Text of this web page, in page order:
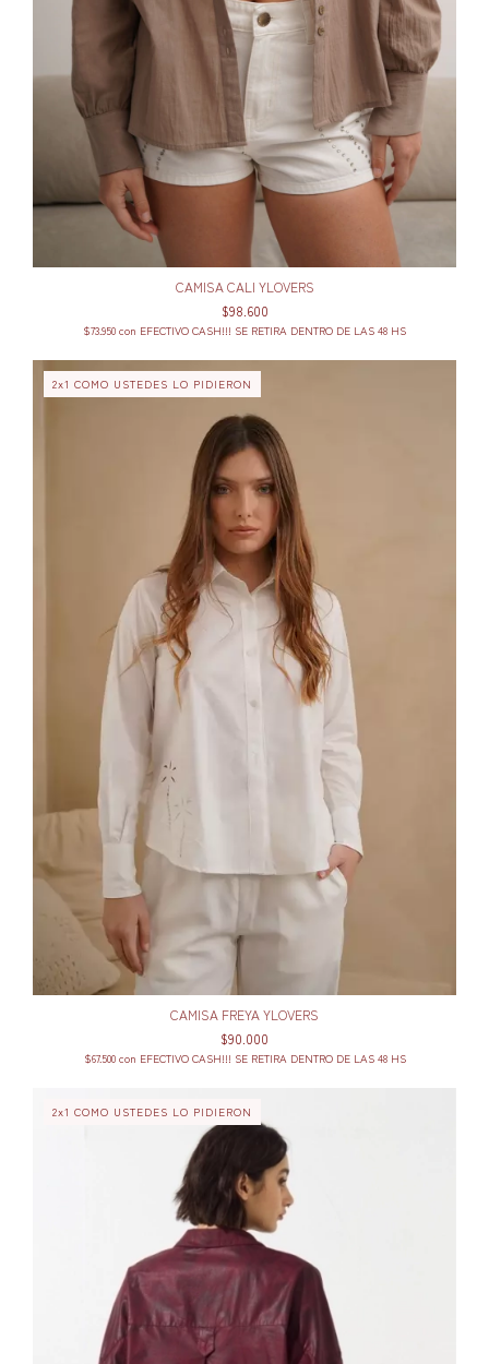
CAMISA CALI YLOVERS
$98.600
$73.950 con EFECTIVO CASH!!! SE RETIRA DENTRO DE LAS 48 HS
2x1 COMO USTEDES LO PIDIERON
CAMISA FREYA YLOVERS
$90.000
$67.500 con EFECTIVO CASH!!! SE RETIRA DENTRO DE LAS 48 HS
2x1 COMO USTEDES LO PIDIERON